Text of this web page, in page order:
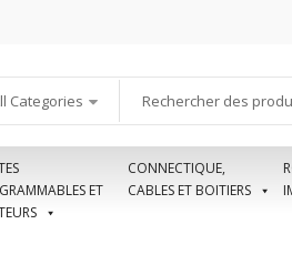
Categories
ET
CONNECTIQUE,
CABLES ET BOITIERS